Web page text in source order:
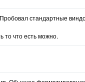
стандартные
то что есть можно.